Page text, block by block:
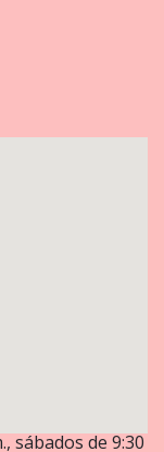
sábados de 9:30